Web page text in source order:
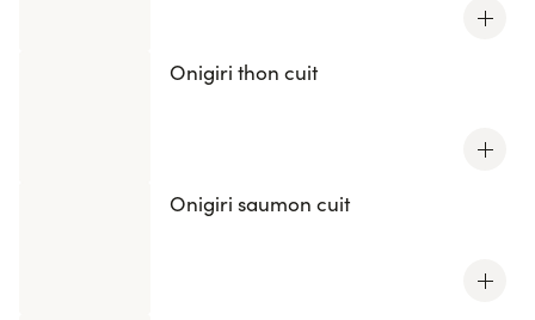
Onigiri thon cuit
Onigiri saumon cuit